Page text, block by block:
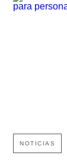
NOTICIAS